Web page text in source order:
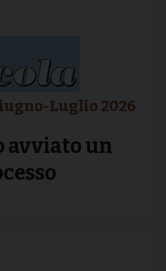
Luglio 2026
avviato un